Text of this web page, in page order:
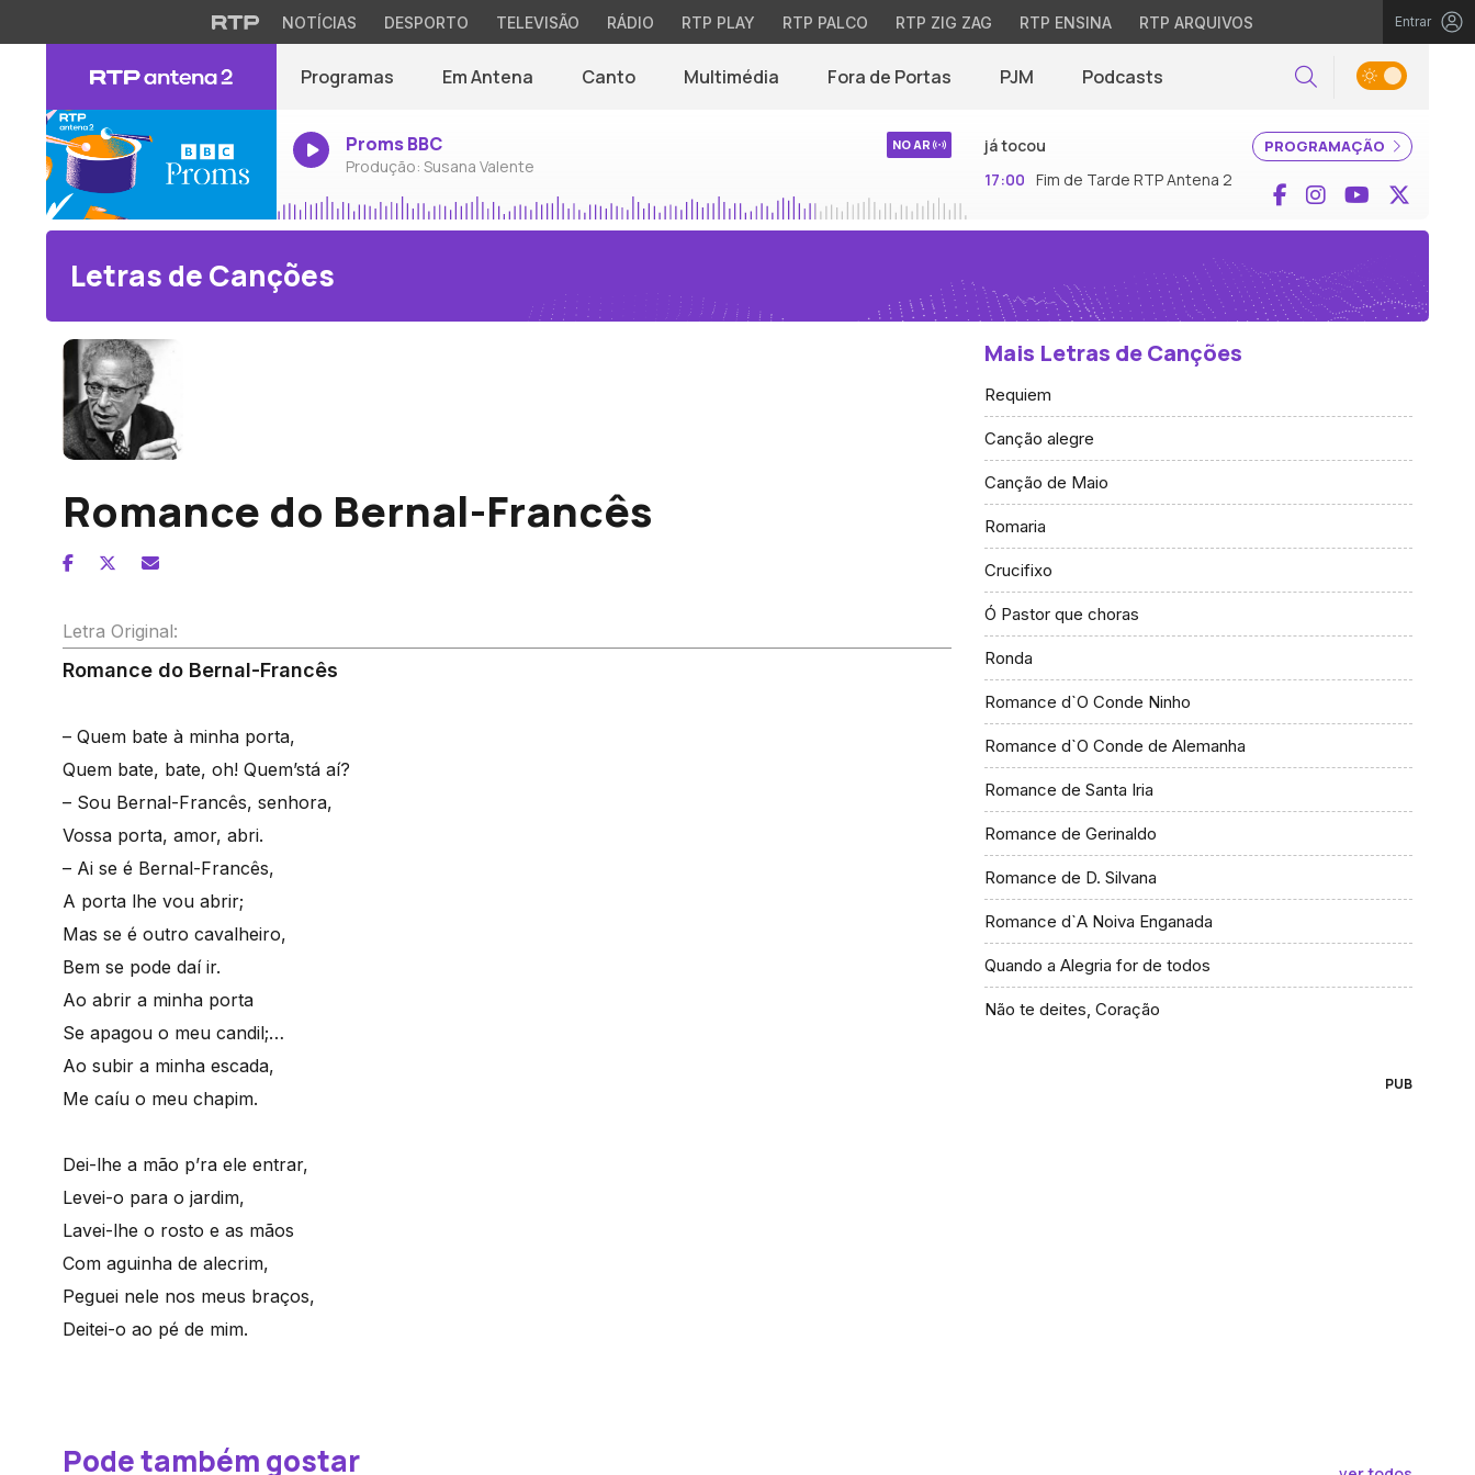
NOTÍCIAS DESPORTO TELEVISÃO RÁDIO RTP PLAY RTP PALCO RTP ZIG ZAG RTP ENSINA RTP ARQUIVOS Entrar
Programas Em Antena Canto Multimédia Fora de Portas PJM Podcasts Pesquisar
Proms BBC
Produção: Susana Valente
NO AR PROGRAMAÇÃO
já tocou
17:00 Fim de Tarde RTP Antena 2 Facebook
InstagramYouTube
Letras de Canções
Romance do Bernal-Francês
Letra Original:
Romance do Bernal-Francês
– Quem bate à minha porta,
Quem bate, bate, oh! Quem’stá aí?
– Sou Bernal-Francês, senhora,
Vossa porta, amor, abri.
– Ai se é Bernal-Francês,
A porta lhe vou abrir;
Mas se é outro cavalheiro,
Bem se pode daí ir.
Ao abrir a minha porta
Se apagou o meu candil;…
Ao subir a minha escada,
Me caíu o meu chapim.
Dei-lhe a mão p’ra ele entrar,
Levei-o para o jardim,
Lavei-lhe o rosto e as mãos
Com aguinha de alecrim,
Peguei nele nos meus braços,
Deitei-o ao pé de mim.
Mais Letras de Canções
Requiem
Canção alegre
Canção de Maio
Romaria
Crucifixo
Ó Pastor que choras
Ronda
Romance d`O Conde Ninho
Romance d`O Conde de Alemanha
Romance de Santa Iria
Romance de Gerinaldo
Romance de D. Silvana
Romance d`A Noiva Enganada
Quando a Alegria for de todos
Não te deites, Coração
PUB
Pode também gostar